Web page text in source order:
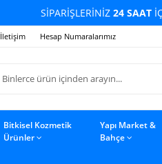
SİPARİŞLERİNİZ 24 SAAT
İletişim Hesap Numaralarımız
Bitkisel Kozmetik
Ürünler
Yapı Market &
Bahçe